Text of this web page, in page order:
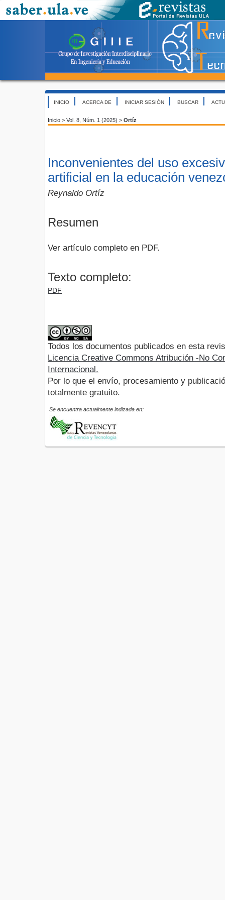
INICIO ACERCA DE INICIAR SESIÓN BUSCAR
Inicio > Vol. 8, Núm. 1 (2025) > Ortíz
Inconvenientes del uso
artificial en la educación
Reynaldo Ortíz
Resumen
Ver artículo completo en PDF.
Texto completo:
PDF
Todos los documentos publicados en esta
Licencia Creative Commons Atribución -No
Internacional.
Por lo que el envío, procesamiento y
totalmente gratuito.
Se encuentra actualmente indizada en: